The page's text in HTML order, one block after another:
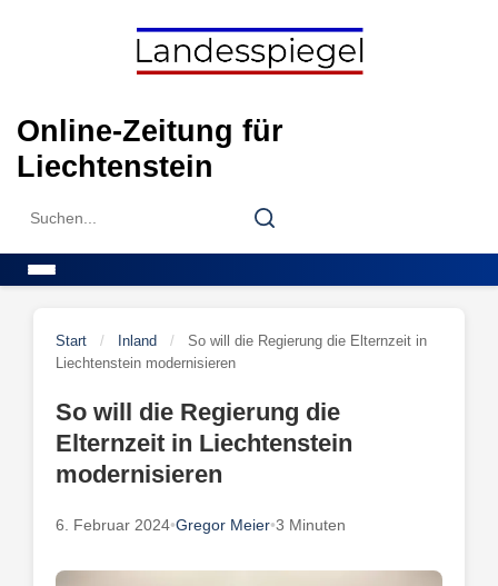
Online-Zeitung für
Liechtenstein
Search
Search
Start / Inland /
So will die Regierung die Elternzeit in
Liechtenstein modernisieren
So will die Regierung die
Elternzeit in Liechtenstein
modernisieren
6. Februar 2024•Gregor Meier•3 Minuten